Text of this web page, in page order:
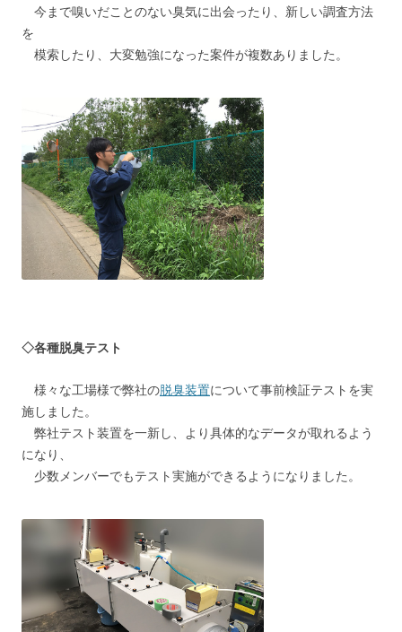
今まで嗅いだことのない臭気に出会ったり、新しい調査方法
を
模索したり、大変勉強になった案件が複数ありました。
◇各種脱臭テスト
様々な工場様で弊社の脱臭装置について事前検証テストを実
施しました。
弊社テスト装置を一新し、より具体的なデータが取れるよう
になり、
少数メンバーでもテスト実施ができるようになりました。